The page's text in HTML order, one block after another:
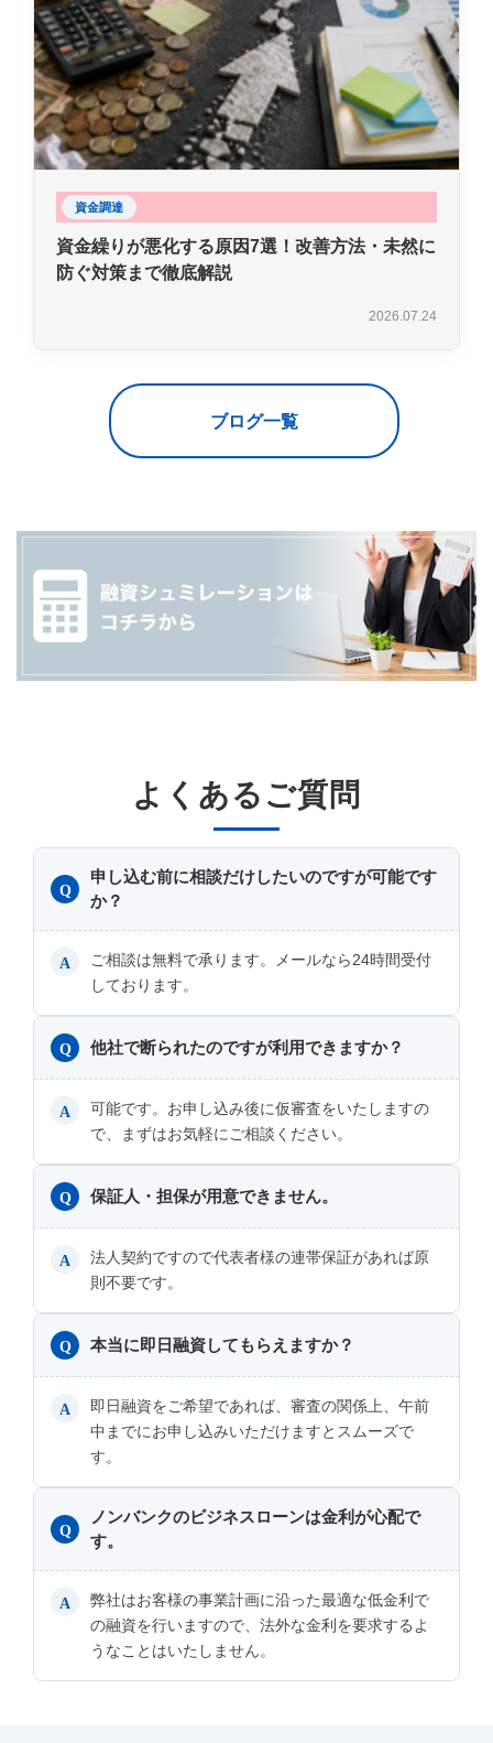
資金調達
資金繰りが悪化する原因7選！改善方法・未然に
防ぐ対策まで徹底解説
2026.07.24
ブログ一覧
よくあるご質問
Q
申し込む前に相談だけしたいのですが可能です
か？
A
ご相談は無料で承ります。メールなら24時間受付
しております。
Q 他社で断られたのですが利用できますか？
A
可能です。お申し込み後に仮審査をいたしますの
で、まずはお気軽にご相談ください。
Q 保証人・担保が用意できません。
A
法人契約ですので代表者様の連帯保証があれば原
則不要です。
Q 本当に即日融資してもらえますか？
A
即日融資をご希望であれば、審査の関係上、午前
中までにお申し込みいただけますとスムーズで
す。
Q
ノンバンクのビジネスローンは金利が心配で
す。
A
弊社はお客様の事業計画に沿った最適な低金利で
の融資を行いますので、法外な金利を要求するよ
うなことはいたしません。